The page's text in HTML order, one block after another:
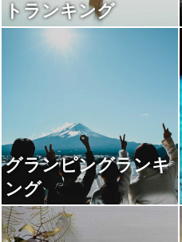
トランキング
グランピングランキ
ング